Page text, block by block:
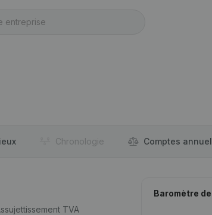
Chronologie Comptes
TVA
Baromètre